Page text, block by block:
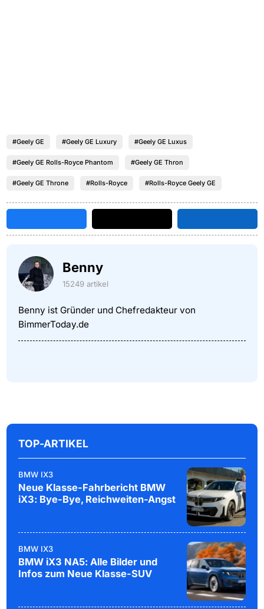
#Geely GE #Geely GE Luxury #Geely GE Luxus
#Geely GE Rolls-Royce Phantom #Geely GE Thron
#Geely GE Throne #Rolls-Royce #Rolls-Royce Geely GE
Benny
15249 artikel
Benny ist Gründer und Chefredakteur von
BimmerToday.de
TOP-ARTIKEL
BMW IX3
Neue Klasse-Fahrbericht BMW
iX3: Bye-Bye, Reichweiten-Angst
BMW IX3
BMW iX3 NA5: Alle Bilder und
Infos zum Neue Klasse-SUV